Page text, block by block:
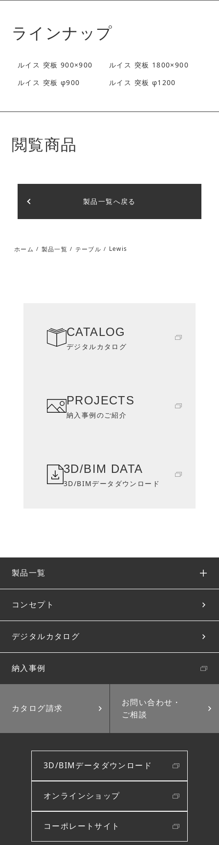
ラインナップ
ルイス 突板 900×900
ルイス 突板 1800×900
ルイス 突板 φ900
ルイス 突板 φ1200
閲覧商品
製品一覧へ戻る
ホーム / 製品一覧 / テーブル / Lewis
CATALOG
デジタルカタログ
PROJECTS
納入事例のご紹介
3D/BIM DATA
3D/BIMデータダウンロード
製品一覧
コンセプト
デジタルカタログ
納入事例
カタログ請求
お問い合わせ・
ご相談
3D/BIMデータダウンロード
オンラインショップ
コーポレートサイト